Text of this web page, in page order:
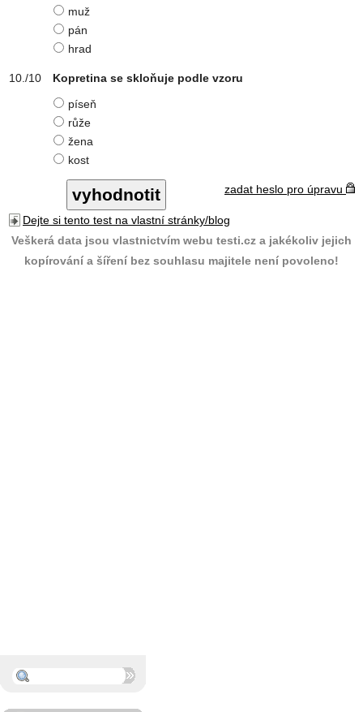
muž
pán
hrad
Kopretina se skloňuje podle vzoru
píseň
růže
žena
kost
zadat heslo pro úpravu
Dejte si tento test na vlastní stránky/blog
Veškerá data jsou vlastnictvím webu testi.cz a jakékoliv jejich
kopírování a šíření bez souhlasu majitele není povoleno!